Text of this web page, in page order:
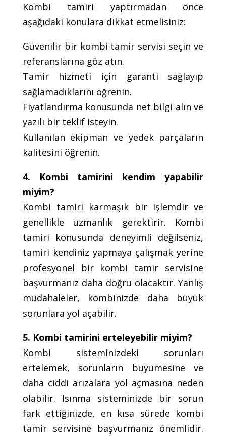
Kombi tamiri yaptırmadan önce
aşağıdaki konulara dikkat etmelisiniz:
Güvenilir bir kombi tamir servisi seçin ve
referanslarına göz atın.
Tamir hizmeti için garanti sağlayıp
sağlamadıklarını öğrenin.
Fiyatlandırma konusunda net bilgi alın ve
yazılı bir teklif isteyin.
Kullanılan ekipman ve yedek parçaların
kalitesini öğrenin.
4. Kombi tamirini kendim yapabilir
miyim?
Kombi tamiri karmaşık bir işlemdir ve
genellikle uzmanlık gerektirir. Kombi
tamiri konusunda deneyimli değilseniz,
tamiri kendiniz yapmaya çalışmak yerine
profesyonel bir kombi tamir servisine
başvurmanız daha doğru olacaktır. Yanlış
müdahaleler, kombinizde daha büyük
sorunlara yol açabilir.
5. Kombi tamirini erteleyebilir miyim?
Kombi sisteminizdeki sorunları
ertelemek, sorunların büyümesine ve
daha ciddi arızalara yol açmasına neden
olabilir. Isınma sisteminizde bir sorun
fark ettiğinizde, en kısa sürede kombi
tamir servisine başvurmanız önemlidir.